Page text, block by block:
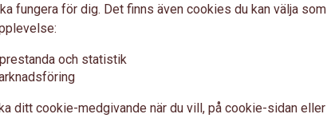
mm – frågor och
fungera för dig. Det finns även cookies du kan välja som
och statistik
ditt cookie-medgivande när du vill, på cookie-sidan eller